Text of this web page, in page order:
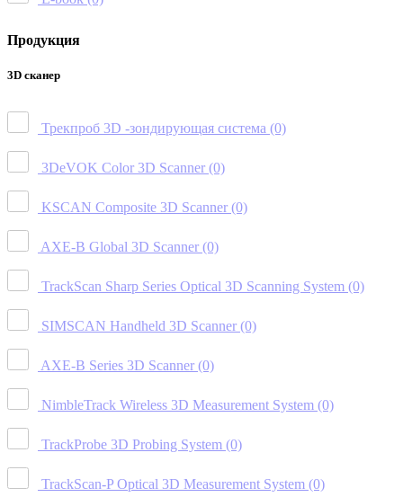
Продукция
3D сканер
Трекпроб 3D -зондирующая система (0)
3DeVOK Color 3D Scanner (0)
KSCAN Composite 3D Scanner (0)
AXE-B Global 3D Scanner (0)
TrackScan Sharp Series Optical 3D Scanning System (0)
SIMSCAN Handheld 3D Scanner (0)
AXE-B Series 3D Scanner (0)
NimbleTrack Wireless 3D Measurement System (0)
TrackProbe 3D Probing System (0)
TrackScan-P Optical 3D Measurement System (0)